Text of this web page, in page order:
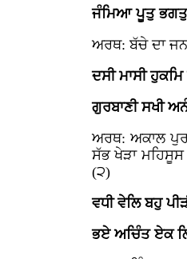
ਜੰਮਿਆ ਪੂਤੁ ਭਗਤੁ
ਅਰਥ: ਬੱਚੇ ਦਾ
ਦਸੀ ਮਾਸੀ
ਗੁਰਬਾਣੀ ਸਖੀ
ਅਰਥ: ਅਕਾਲ
ਸੱਭ ਖੇੜਾ
(੨)
ਵਧੀ ਵੇਲਿ ਬਹੁ
ਭਏ ਅਚਿੰਤ ਏਕ